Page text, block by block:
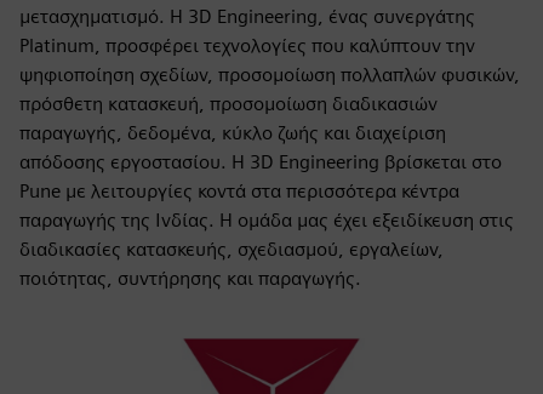
μετασχηματισμό. Η 3D Engineering, ένας συνεργάτης
Platinum, προσφέρει τεχνολογίες που καλύπτουν την
ψηφιοποίηση σχεδίων, προσομοίωση πολλαπλών φυσικών,
πρόσθετη κατασκευή, προσομοίωση διαδικασιών
παραγωγής, δεδομένα, κύκλο ζωής και διαχείριση
απόδοσης εργοστασίου. Η 3D Engineering βρίσκεται στο
Pune με λειτουργίες κοντά στα περισσότερα κέντρα
παραγωγής της Ινδίας. Η ομάδα μας έχει εξειδίκευση στις
διαδικασίες κατασκευής, σχεδιασμού, εργαλείων,
ποιότητας, συντήρησης και παραγωγής.